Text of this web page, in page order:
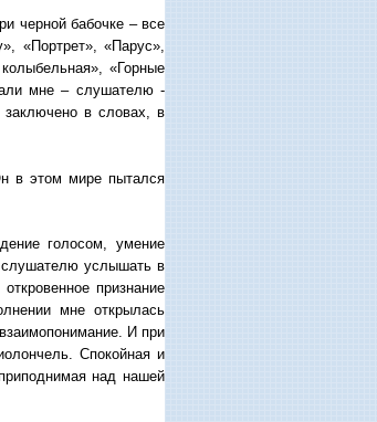
черной бабочке – все
«Портрет», «Парус»,
«Горные
мне – слушателю -
заключено в словах, в
в этом мире пытался
голосом, умение
слушателю услышать в
признание
мне открылась
И при
Спокойная и
над нашей